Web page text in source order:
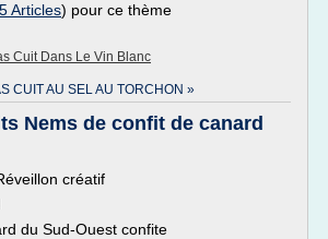
Articles) pour ce thème
Cuit Dans Le Vin Blanc
CUIT AU SEL AU TORCHON »
Nems de confit de canard
créatif
du Sud-Ouest confite